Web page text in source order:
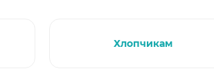
Хлопчикам